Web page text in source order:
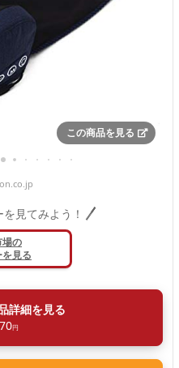
この商品を見る
見てみよう！
場の
を見る
詳細を見る
円